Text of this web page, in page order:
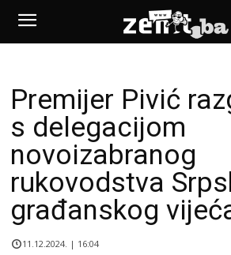
Premijer Pivić
s delegacijom
novoizabranog
rukovodstva
građanskog
11.12.2024. | 16:04